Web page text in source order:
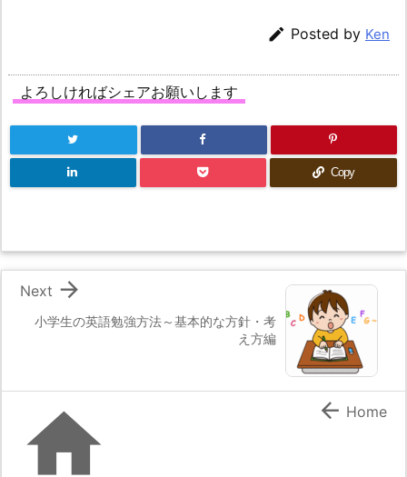
 Posted by Ken
よろしければシェアお願いします
Copy
小学生の英語勉強方法～基本的な方針・考
え方編

Next
  Home